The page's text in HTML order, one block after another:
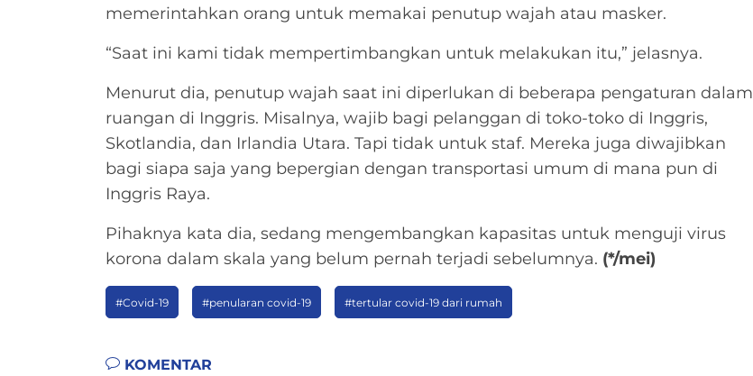
memerintahkan orang untuk memakai penutup wajah atau masker.
“Saat ini kami tidak mempertimbangkan untuk melakukan itu,” jelasnya.
Menurut dia, penutup wajah saat ini diperlukan di beberapa pengaturan dalam
ruangan di Inggris. Misalnya, wajib bagi pelanggan di toko-toko di Inggris,
Skotlandia, dan Irlandia Utara. Tapi tidak untuk staf. Mereka juga diwajibkan
bagi siapa saja yang bepergian dengan transportasi umum di mana pun di
Inggris Raya.
Pihaknya kata dia, sedang mengembangkan kapasitas untuk menguji virus
korona dalam skala yang belum pernah terjadi sebelumnya. (*/mei)
#Covid-19 #penularan covid-19 #tertular covid-19 dari rumah
KOMENTAR